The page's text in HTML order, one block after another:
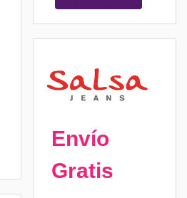
Envío
Gratis